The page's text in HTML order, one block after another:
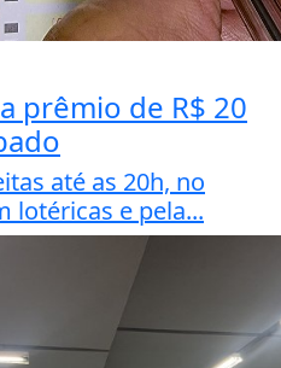
prêmio de R$ 20
até as 20h, no
lotéricas e pela...